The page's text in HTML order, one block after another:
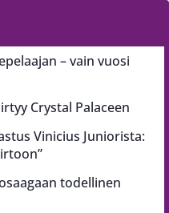
– vain vuosi
Crystal Palaceen
Vinicius Juniorista:
todellinen